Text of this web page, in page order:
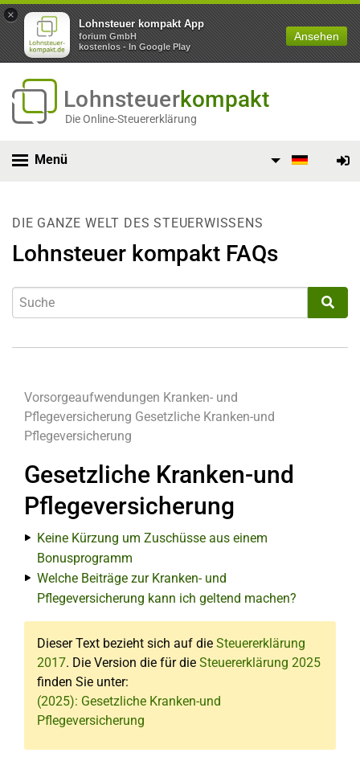
×
Lohnsteuer kompakt App
forium GmbH
kostenlos - In Google Play
Ansehen
Lohnsteuerkompakt
Die Online-Steuererklärung
Menü
DIE GANZE WELT DES STEUERWISSENS
Lohnsteuer kompakt FAQs
Vorsorgeaufwendungen Kranken- und
Pflegeversicherung Gesetzliche Kranken-und
Pflegeversicherung
Gesetzliche Kranken-und
Pflegeversicherung
Keine Kürzung um Zuschüsse aus einem
Bonusprogramm
Welche Beiträge zur Kranken- und
Pflegeversicherung kann ich geltend machen?
Dieser Text bezieht sich auf die Steuererklärung
2017. Die Version die für die Steuererklärung 2025
finden Sie unter:
(2025): Gesetzliche Kranken-und
Pflegeversicherung